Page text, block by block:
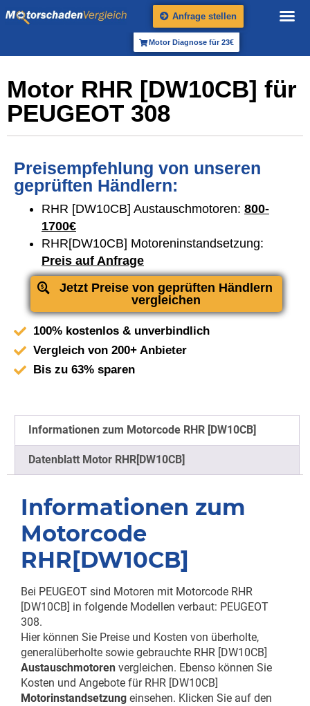
Anfrage stellen
Motor Diagnose für 23€
Motor RHR [DW10CB] für
PEUGEOT 308
Preisempfehlung von unseren
geprüften Händlern:
RHR [DW10CB] Austauschmotoren: 800-
1700€
RHR[DW10CB] Motoreninstandsetzung:
Preis auf Anfrage
Jetzt Preise von geprüften Händlern
vergleichen
100% kostenlos & unverbindlich
Vergleich von 200+ Anbieter
Bis zu 63% sparen
Informationen zum Motorcode RHR [DW10CB]
Datenblatt Motor RHR[DW10CB]
Informationen zum
Motorcode
RHR[DW10CB]
Bei PEUGEOT sind Motoren mit Motorcode RHR
[DW10CB] in folgende Modellen verbaut: PEUGEOT
308.
Hier können Sie Preise und Kosten von überholte,
generalüberholte sowie gebrauchte RHR [DW10CB]
Austauschmotoren vergleichen. Ebenso können Sie
Kosten und Angebote für RHR [DW10CB]
Motorinstandsetzung einsehen. Klicken Sie auf den